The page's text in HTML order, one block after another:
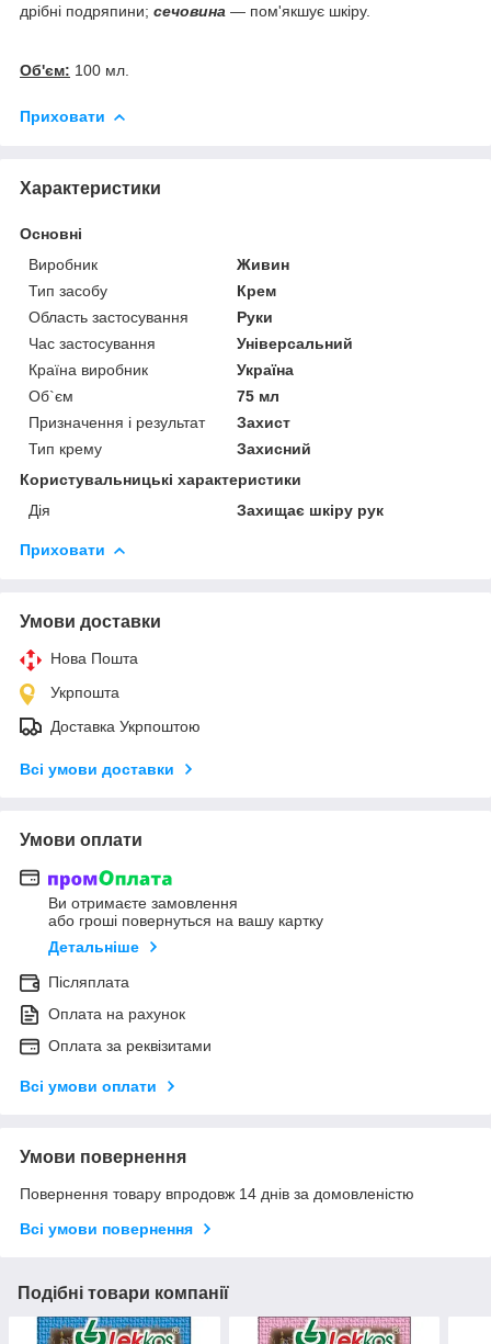
дрібні подряпини; сечовина — пом'якшує шкіру.
Об'єм: 100 мл.
Приховати
Характеристики
Основні
Виробник
Живин
Тип засобу
Крем
Область застосування
Руки
Час застосування
Універсальний
Країна виробник
Україна
Об`єм
75 мл
Призначення і результат
Захист
Тип крему
Захисний
Користувальницькі характеристики
Дія
Захищає шкіру рук
Приховати
Умови доставки
Нова Пошта
Укрпошта
Доставка Укрпоштою
Всі умови доставки
Умови оплати
Ви отримаєте замовлення
або гроші повернуться на вашу картку
Детальніше
Післяплата
Оплата на рахунок
Оплата за реквізитами
Всі умови оплати
Умови повернення
Повернення товару впродовж 14 днів за домовленістю
Всі умови повернення
Подібні товари компанії